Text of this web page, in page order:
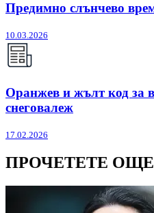
Предимно слънчево
10.03.2026
Оранжев и жълт код за
снеговалеж
17.02.2026
ПРОЧЕТЕТЕ ОЩЕ